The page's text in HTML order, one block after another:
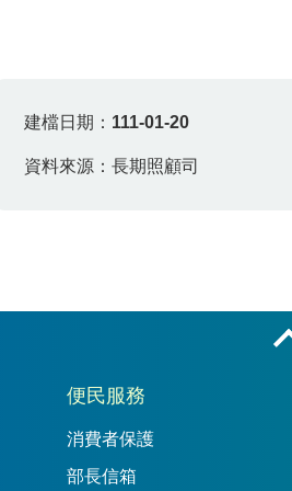
建檔日期： 111-01-20
資料來源：長期照顧司
便民服務
消費者保護
部長信箱